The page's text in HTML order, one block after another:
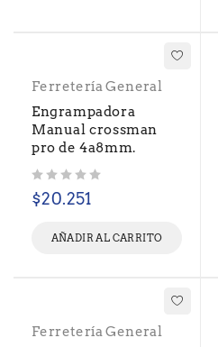
Ferretería General
Engrampadora
Manual crossman
pro de 4a8mm.
$20.251
AÑADIR AL CARRITO
Ferretería General